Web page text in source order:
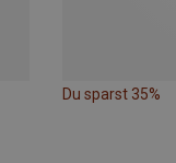
Du sparst 35%